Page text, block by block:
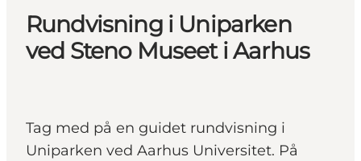
Inspiration
Destinationer
Oplevelser
Rundvisning i Uniparken
ved Steno Museet i Aarhus
Tag med på en guidet rundvisning i
Uniparken ved Aarhus Universitet. På